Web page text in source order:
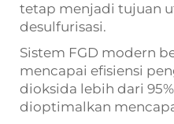
tetap menjadi tujuan
desulfurisasi.
Sistem FGD modern
mencapai efisiensi
dioksida lebih dari
dioptimalkan